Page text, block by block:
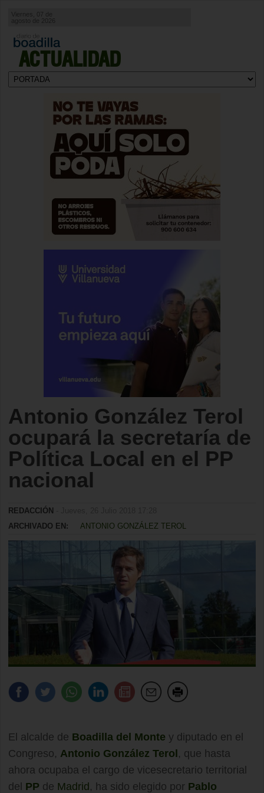
ACTUALIDAD
agosto de 2026
Antonio González Terol
ocupará la secretaría de
Política Local en el PP
nacional
REDACCIÓN
ARCHIVADO EN:
ANTONIO GONZÁLEZ TEROL
El alcalde de Boadilla del Monte y diputado en el
Congreso, Antonio González Terol , que hasta
ahora ocupaba el cargo de vicesecretario territorial
del PP de Madrid , ha sido elegido por Pablo